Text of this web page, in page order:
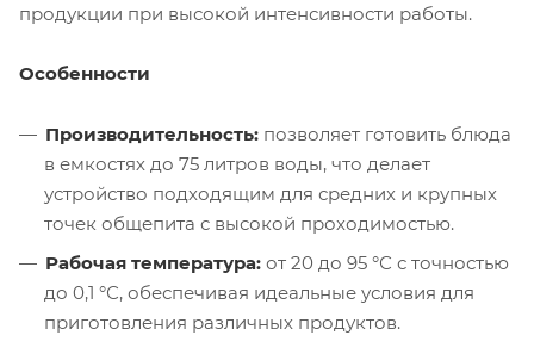
продукции при высокой интенсивности работы.
Особенности
Производительность: позволяет готовить блюда
в емкостях до 75 литров воды, что делает
устройство подходящим для средних и крупных
точек общепита с высокой проходимостью.
Рабочая температура: от 20 до 95 °С с точностью
до 0,1 °С, обеспечивая идеальные условия для
приготовления различных продуктов.